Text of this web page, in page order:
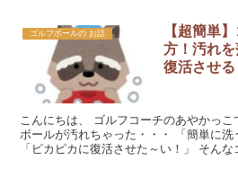
ゴルフボールの お話
【超簡単
方！汚れ
復活させ
こんにちは、 ゴルフコーチのあやかっ
ボールが汚れちゃった・・・ 「簡単に洗
「ピカピカに復活させた～い！」 そんな